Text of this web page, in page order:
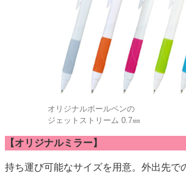
オリジナルボールペンの
ジェットストリーム 0.7㎜
【オリジナルミラー】
持ち運び可能なサイズを用意。外出先で